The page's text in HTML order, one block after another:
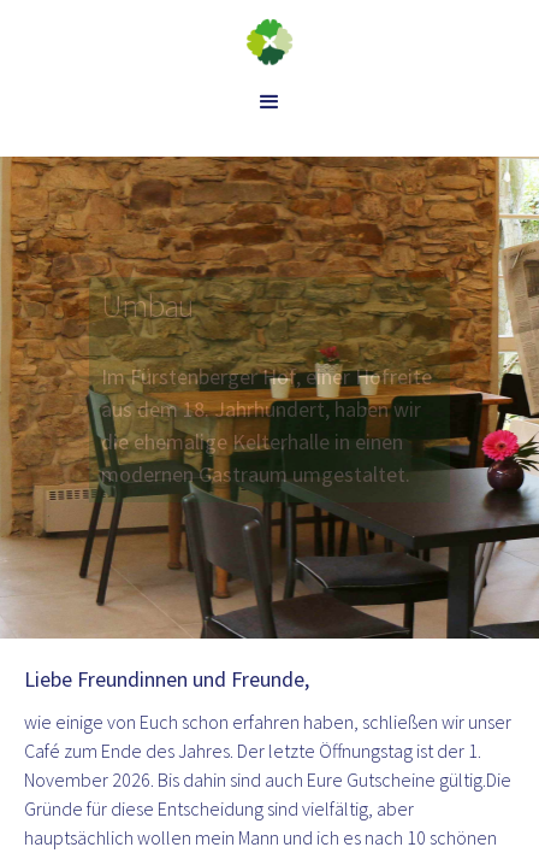
Umbau
Im Fürstenberger Hof, einer Hofreite
aus dem 18. Jahrhundert, haben wir
die ehemalige Kelterhalle in einen
modernen Gastraum umgestaltet.
Liebe Freundinnen und Freunde,
wie einige von Euch schon erfahren haben, schließen wir unser
Café zum Ende des Jahres. Der letzte Öffnungstag ist der 1.
November 2026. Bis dahin sind auch Eure Gutscheine gültig.Die
Gründe für diese Entscheidung sind vielfältig, aber
hauptsächlich wollen mein Mann und ich es nach 10 schönen